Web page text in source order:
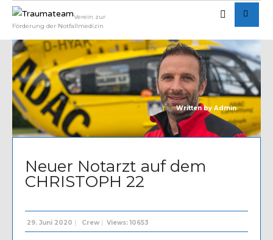
Verein zur
Förderung der Notfallmedizin
Written by Admin
Neuer Notarzt auf dem
CHRISTOPH 22
29. Juni 2020 Crew Views: 10653